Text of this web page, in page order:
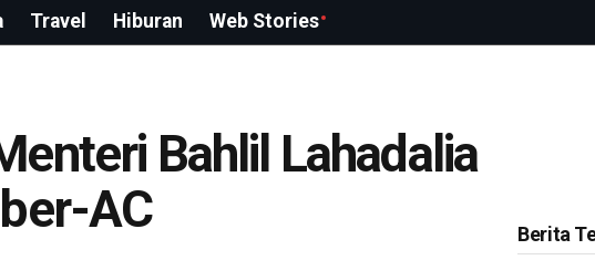
Travel Hiburan Web Stories
Bahlil Lahadalia
AC
Berita